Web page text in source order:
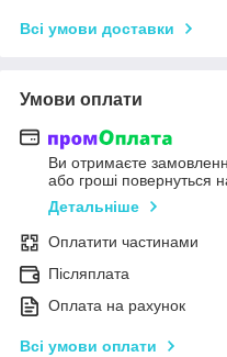
Всі умови доставки
Умови оплати
Ви отримаєте
або гроші повернуться
Детальніше
Оплатити частинами
Післяплата
Оплата на рахунок
Всі умови оплати